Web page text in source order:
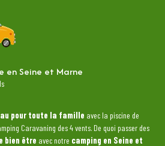
en Seine et Marne
pour toute la famille avec la piscine de
Caravaning des 4 vents. De quoi passer des
bien être avec notre camping en Seine et